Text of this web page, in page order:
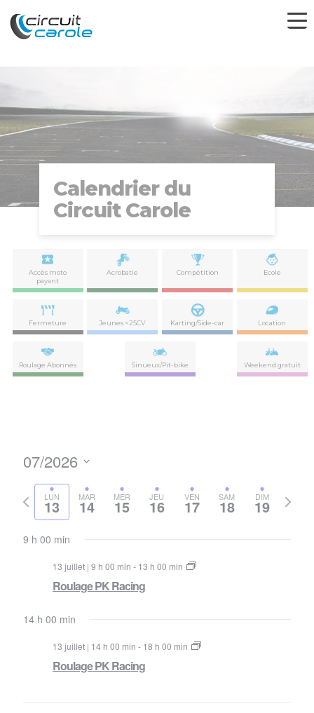
Calendrier du
Circuit Carole
Accès moto
payant
Acrobatie Compétition Ecole
Fermeture Jeunes <25CV Karting/Side-car Location
Roulage Abonnés Sinueux/Pit-bike Weekend gratuit
par
vues
07/2026
date
Semaine
précédente
LUN
13 MAR
14 MER
15 JEU
16 VEN
17 SAM
18 DIM
19
9 h 00 min
13 juillet | 9 h 00 min - 13 h 00 min
Roulage PK Racing
14 h 00 min
13 juillet | 14 h 00 min - 18 h 00 min
Roulage PK Racing